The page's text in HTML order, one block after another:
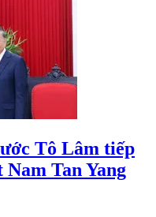
Tô Lâm tiếp
Tan Yang